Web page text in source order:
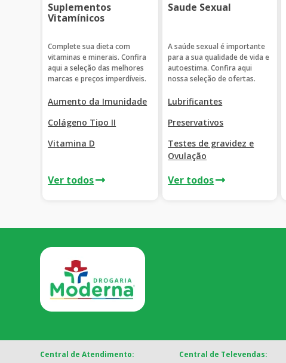
Suplementos
Vitamínicos
Complete sua dieta com
vitaminas e minerais. Confira
aqui a seleção das melhores
marcas e preços imperdíveis.
Aumento da Imunidade
Colágeno Tipo II
Vitamina D
Ver todos
Saude Sexual
A saúde sexual é importante
para a sua qualidade de vida e
autoestima. Confira aqui
nossa seleção de ofertas.
Lubrificantes
Preservativos
Testes de gravidez e
Ovulação
Ver todos
Central de Atendimento: Central de Televendas: